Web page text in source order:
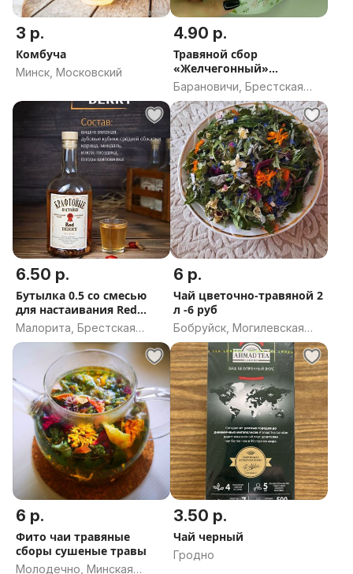
3 р.
Комбуча
Минск, Московский
4.90 р.
Травяной сбор
«Желчегонный»
21пакетик
Барановичи, Брестская
область
6.50 р.
Бутылка 0.5 со смесью
для настаивания Red
berry
Малорита, Брестская
область
6 р.
Чай цветочно-травяной 2
л -6 руб
Бобруйск, Могилевская
область
6 р.
Фито чаи травяные
сборы сушеные травы
Молодечно, Минская
3.50 р.
Чай черный
Гродно